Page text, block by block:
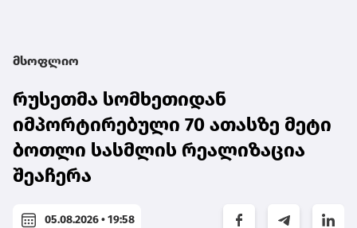
მსოფლიო
რუსეთმა სომხეთიდან
იმპორტირებული 70 ათასზე მეტი
ბოთლი სასმლის რეალიზაცია
შეაჩერა
05.08.2026 • 19:58